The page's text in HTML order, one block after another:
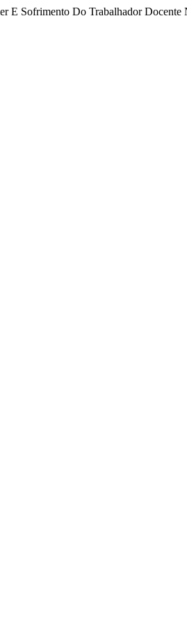
E Sofrimento Do Trabalhador Docente